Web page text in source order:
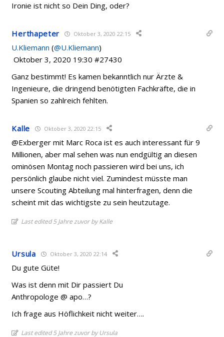
Ironie ist nicht so Dein Ding, oder?
Herthapeter Oktober 3, 2020 22:15
U.Kliemann (@U.Kliemann)
Oktober 3, 2020 19:30 #27430
Ganz bestimmt! Es kamen bekanntlich nur Ärzte &
Ingenieure, die dringend benötigten Fachkräfte, die in
Spanien so zahlreich fehlten.
Kalle Oktober 3, 2020 22:15
@Exberger mit Marc Roca ist es auch interessant für 9
Millionen, aber mal sehen was nun endgültig an diesen
ominösen Montag noch passieren wird bei uns, ich
persönlich glaube nicht viel. Zumindest müsste man
unsere Scouting Abteilung mal hinterfragen, denn die
scheint mit das wichtigste zu sein heutzutage.
Last edited 5 Jahre zuvor by Kalle
Ursula Oktober 3, 2020 22:14
Du gute Güte!
Was ist denn mit Dir passiert Du
Anthropologe @ apo…?
Ich frage aus Höflichkeit nicht weiter….
Last edited 5 Jahre zuvor by Ursula